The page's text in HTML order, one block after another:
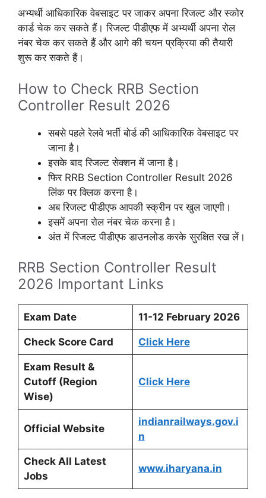
अभ्यर्थी आधिकारिक वेबसाइट पर जाकर अपना रिजल्ट और स्कोर
कार्ड चेक कर सकते हैं। रिजल्ट पीडीएफ में अभ्यर्थी अपना रोल
नंबर चेक कर सकते हैं और आगे की चयन प्रक्रिया की तैयारी
शुरू कर सकते हैं।
How to Check RRB Section
Controller Result 2026
सबसे पहले रेलवे भर्ती बोर्ड की आधिकारिक वेबसाइट पर
जाना है।
इसके बाद रिजल्ट सेक्शन में जाना है।
फिर RRB Section Controller Result 2026
लिंक पर क्लिक करना है।
अब रिजल्ट पीडीएफ आपकी स्क्रीन पर खुल जाएगी।
इसमें अपना रोल नंबर चेक करना है।
अंत में रिजल्ट पीडीएफ डाउनलोड करके सुरक्षित रख लें।
RRB Section Controller Result
2026 Important Links
Exam Date 11-12 February 2026
Check Score Card Click Here
Exam Result &
Cutoff (Region
Wise)
Click Here
Official Website
indianrailways.gov.i
n
Check All Latest
Jobs
www.iharyana.in